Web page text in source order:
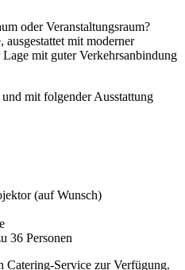
oder Veranstaltungsraum?
ausgestattet mit moderner
mit guter Verkehrsanbindung
mit folgender Ausstattung
(auf Wunsch)
36 Personen
Service zur Verfügung.